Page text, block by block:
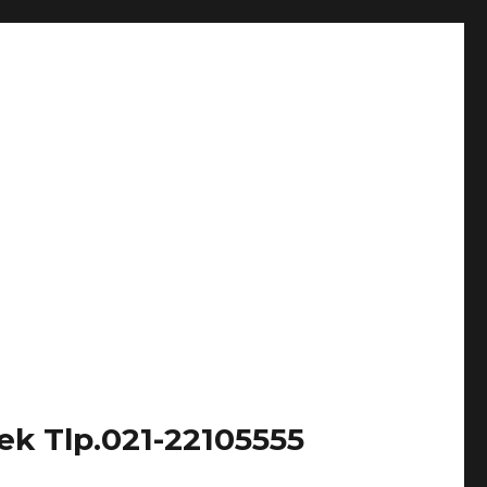
Tlp.021-22105555